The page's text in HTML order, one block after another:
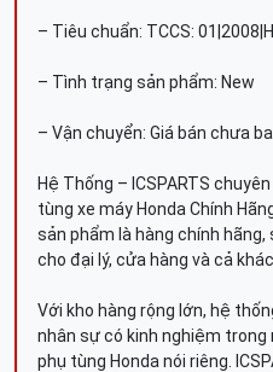
– Tiêu chuẩn: TCCS:
– Tình trạng sản phẩm: New
– Vận chuyển: Giá bán chưa
Hệ Thống – ICSPARTS
tùng xe máy Honda Chính
sản phẩm là hàng chính
cho đại lý, cửa hàng và cả
Với kho hàng rộng lớn, hệ
nhân sự có kinh nghiệm trong
phụ tùng Honda nói riêng.